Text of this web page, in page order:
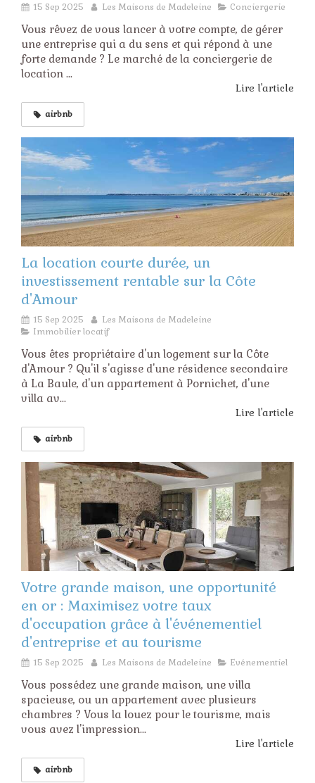
15 Sep 2025 Les Maisons de Madeleine Conciergerie
Vous rêvez de vous lancer à votre compte, de gérer
une entreprise qui a du sens et qui répond à une
forte demande ? Le marché de la conciergerie de
location ...
Lire l'article
airbnb
La location courte durée, un
investissement rentable sur la Côte
d'Amour
15 Sep 2025
Les Maisons de Madeleine
Immobilier locatif
Vous êtes propriétaire d'un logement sur la Côte
d'Amour ? Qu'il s'agisse d'une résidence secondaire
à La Baule, d'un appartement à Pornichet, d'une
villa av...
Lire l'article
airbnb
Votre grande maison, une opportunité
en or : Maximisez votre taux
d'occupation grâce à l'événementiel
d'entreprise et au tourisme
15 Sep 2025 Les Maisons de Madeleine Evénementiel
Vous possédez une grande maison, une villa
spacieuse, ou un appartement avec plusieurs
chambres ? Vous la louez pour le tourisme, mais
vous avez l'impression...
Lire l'article
airbnb